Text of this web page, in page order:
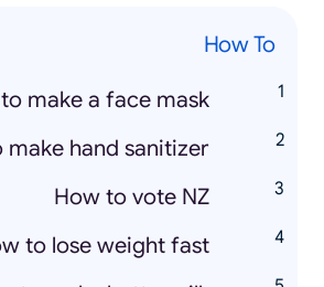
How To
How to vote NZ
to lose weight fast